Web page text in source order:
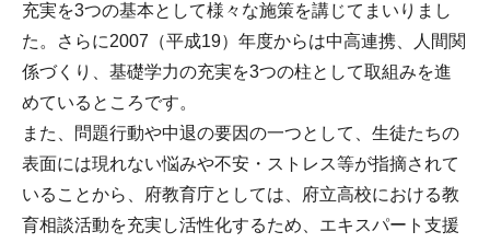
充実を3つの基本として様々な施策を講じてまいりまし
た。さらに2007（平成19）年度からは中高連携、人間関
係づくり、基礎学力の充実を3つの柱として取組みを進
めているところです。
また、問題行動や中退の要因の一つとして、生徒たちの
表面には現れない悩みや不安・ストレス等が指摘されて
いることから、府教育庁としては、府立高校における教
育相談活動を充実し活性化するため、エキスパート支援